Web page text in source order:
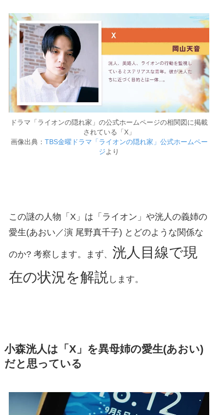
ドラマ「ライオンの隠れ家」の公式ホームページの相関図に掲載
されている「X」
画像出典： TBS金曜ドラマ「ライオンの隠れ家」公式ホームペー
ジより
この謎の人物「X」は「ライオン」や洸人の義姉の
愛生(あおい／演 尾野真千子) とどのような関係な
のか? 考察します。まず、 洸人目線で現
在の状況を解説 します。
小森洸人は「X」を異母姉の愛生(あおい)
だと思っている